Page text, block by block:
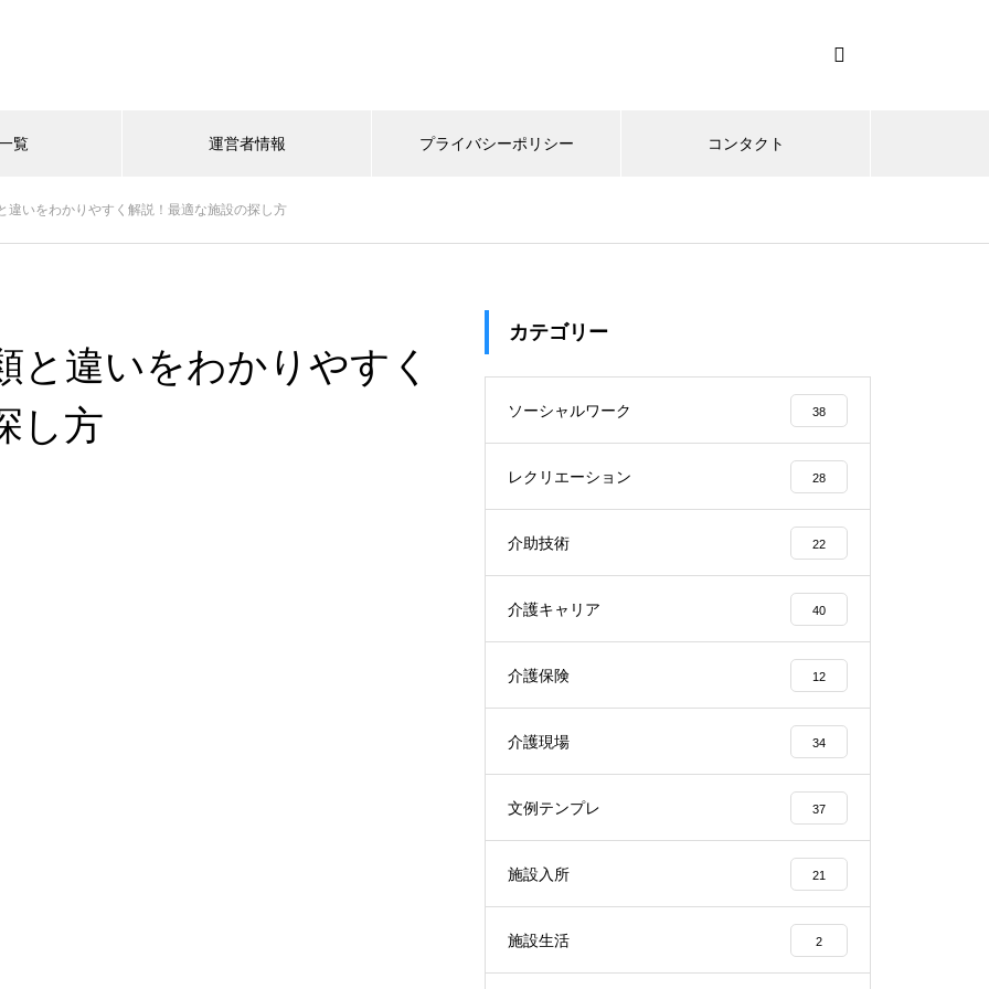
覧 運営者情報 プライバシーポリシー コンタクト
違いをわかりやすく解説！最適な施設の探し方
と違いをわかりやすく
し方
カテゴリー
ソーシャルワーク 38
レクリエーション 28
介助技術 22
介護キャリア 40
介護保険 12
介護現場 34
文例テンプレ 37
施設入所 21
施設生活 2